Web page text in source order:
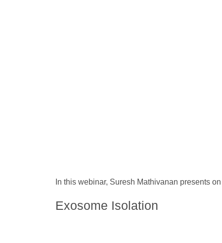
In this webinar, Suresh Mathivanan presents
Exosome Isolation